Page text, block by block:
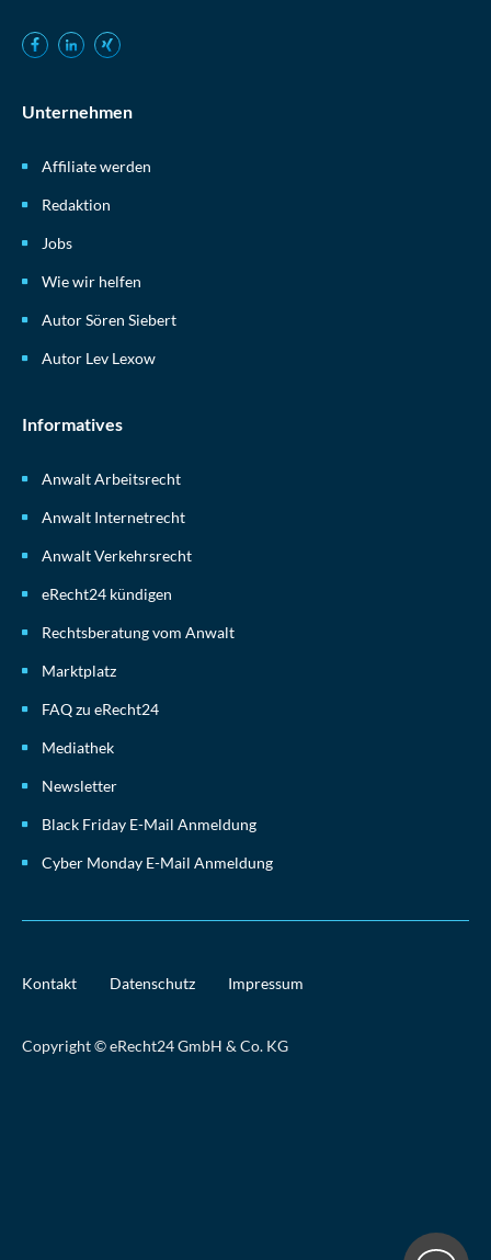
Unternehmen
Affiliate werden
Redaktion
Jobs
Wie wir helfen
Autor Sören Siebert
Autor Lev Lexow
Informatives
Anwalt Arbeitsrecht
Anwalt Internetrecht
Anwalt Verkehrsrecht
eRecht24 kündigen
Rechtsberatung vom Anwalt
Marktplatz
FAQ zu eRecht24
Mediathek
Newsletter
Black Friday E-Mail Anmeldung
Cyber Monday E-Mail Anmeldung
Kontakt Datenschutz Impressum
Copyright © eRecht24 GmbH & Co. KG